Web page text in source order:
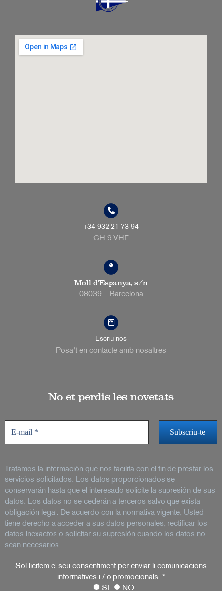
+34 932 21 73 94
CH 9 VHF
Moll d’Espanya, s/n
08039 – Barcelona
Escriu-nos
Posa't en contacte amb nosaltres
No et perdis les novetats
Tratamos la información que nos facilita con el fin de prestar los
servicios solicitados. Los datos proporcionados se
conservarán hasta que el interesado solicite la supresión de sus
datos. Los datos no se cederán a terceros salvo que exista
obligación legal. De acuerdo con la normativa vigente, Usted
tiene derecho a acceder a sus datos personales, rectificar los
datos inexactos o solicitar su supresión cuando los datos no
sean necesarios.
Sol·licitem el seu consentiment per enviar-li comunicacions
informatives i / o promocionals. *
SI
NO